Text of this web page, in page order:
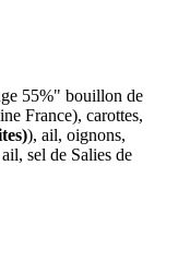
55%" bouillon de
France), carottes,
), ail, oignons,
sel de Salies de